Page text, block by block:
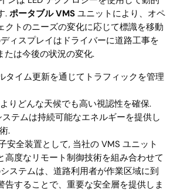
. ポータブル VMS ユニットにより、オペ
クトのニーズの変化に応じて標識を移動
ィスプレイはドライバーに道路工事を
たは今後の状況の変化.
タイム更新を通じてトラフィックを管理
りどんな天候でも高い視認性を確保.
テムは持続可能なエネルギーを提供し
.
全装置として, 当社の VMS ユニット
高度なリモート制御技術を組み合わせて
ステムは、道路利用者が作業区域に到
告することで、重要な安全層を提供しま